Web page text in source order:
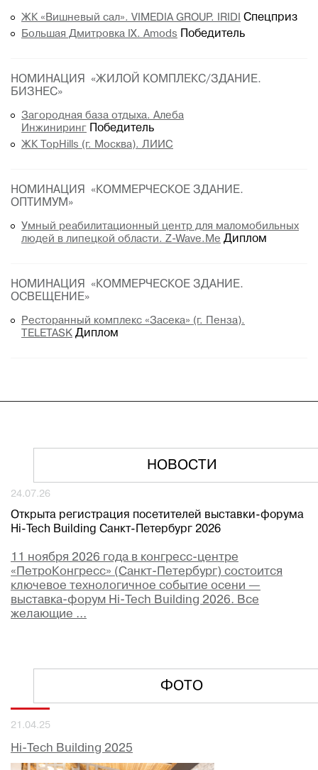
ЖК «Вишневый сал». VIMEDIA GROUP. IRIDI
Спецприз
Большая Дмитровка IX. Amods Победитель
НОМИНАЦИЯ «ЖИЛОЙ КОМПЛЕКС/ЗДАНИЕ.
БИЗНЕС»
Загородная база отдыха. Алеба
Инжиниринг
Победитель
ЖК TopHills (г. Москва). ЛИИС
НОМИНАЦИЯ «КОММЕРЧЕСКОЕ ЗДАНИЕ.
ОПТИМУМ»
Умный реабилитационный центр для маломобильных
людей в липецкой области. Z-Wave.Me Диплом
НОМИНАЦИЯ «КОММЕРЧЕСКОЕ ЗДАНИЕ.
ОСВЕЩЕНИЕ»
Ресторанный комплекс «Засека» (г. Пенза).
TELETASK Диплом
НОВОСТИ
24.07.26
Открыта регистрация посетителей выставки-форума
Hi-Tech Building Санкт-Петербург 2026
11 ноября 2026 года в конгресс-центре
«ПетроКонгресс» (Санкт-Петербург) состоится
ключевое технологичное событие осени —
выставка-форум Hi-Tech Building 2026. Все
желающие ...
ФОТО
21.04.25
Hi-Tech Building 2025